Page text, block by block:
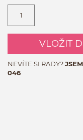
VLOŽIT
NEVÍTE SI RADY?
046